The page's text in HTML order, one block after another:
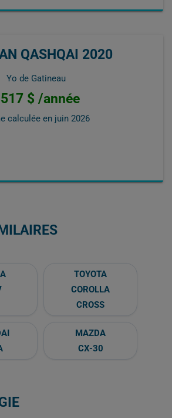
QASHQAI 2020
Yo de Gatineau
$ /année
calculée en juin 2026
TOYOTA
COROLLA
CROSS
MAZDA
CX-30